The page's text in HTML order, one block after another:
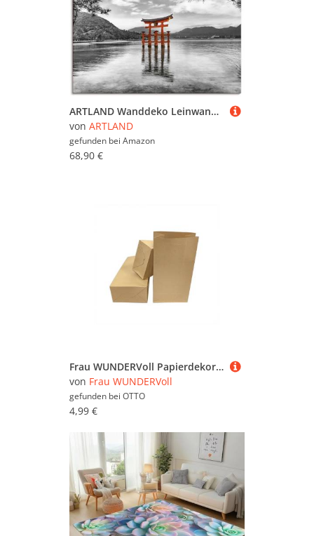
ARTLAND Wanddeko Leinwand Bilder Wandbild 70x70 cm Japan Reise Natur See Hiroshima Shinto Schrein Tor Itsukushima U5HL
von ARTLAND
gefunden bei Amazon
68,90 €
Frau WUNDERVoll Papierdekoration 12 Papiertüten mit Boden - natur Kraftpapier, 100g Papier
von Frau WUNDERVoll
gefunden bei OTTO
4,99 €